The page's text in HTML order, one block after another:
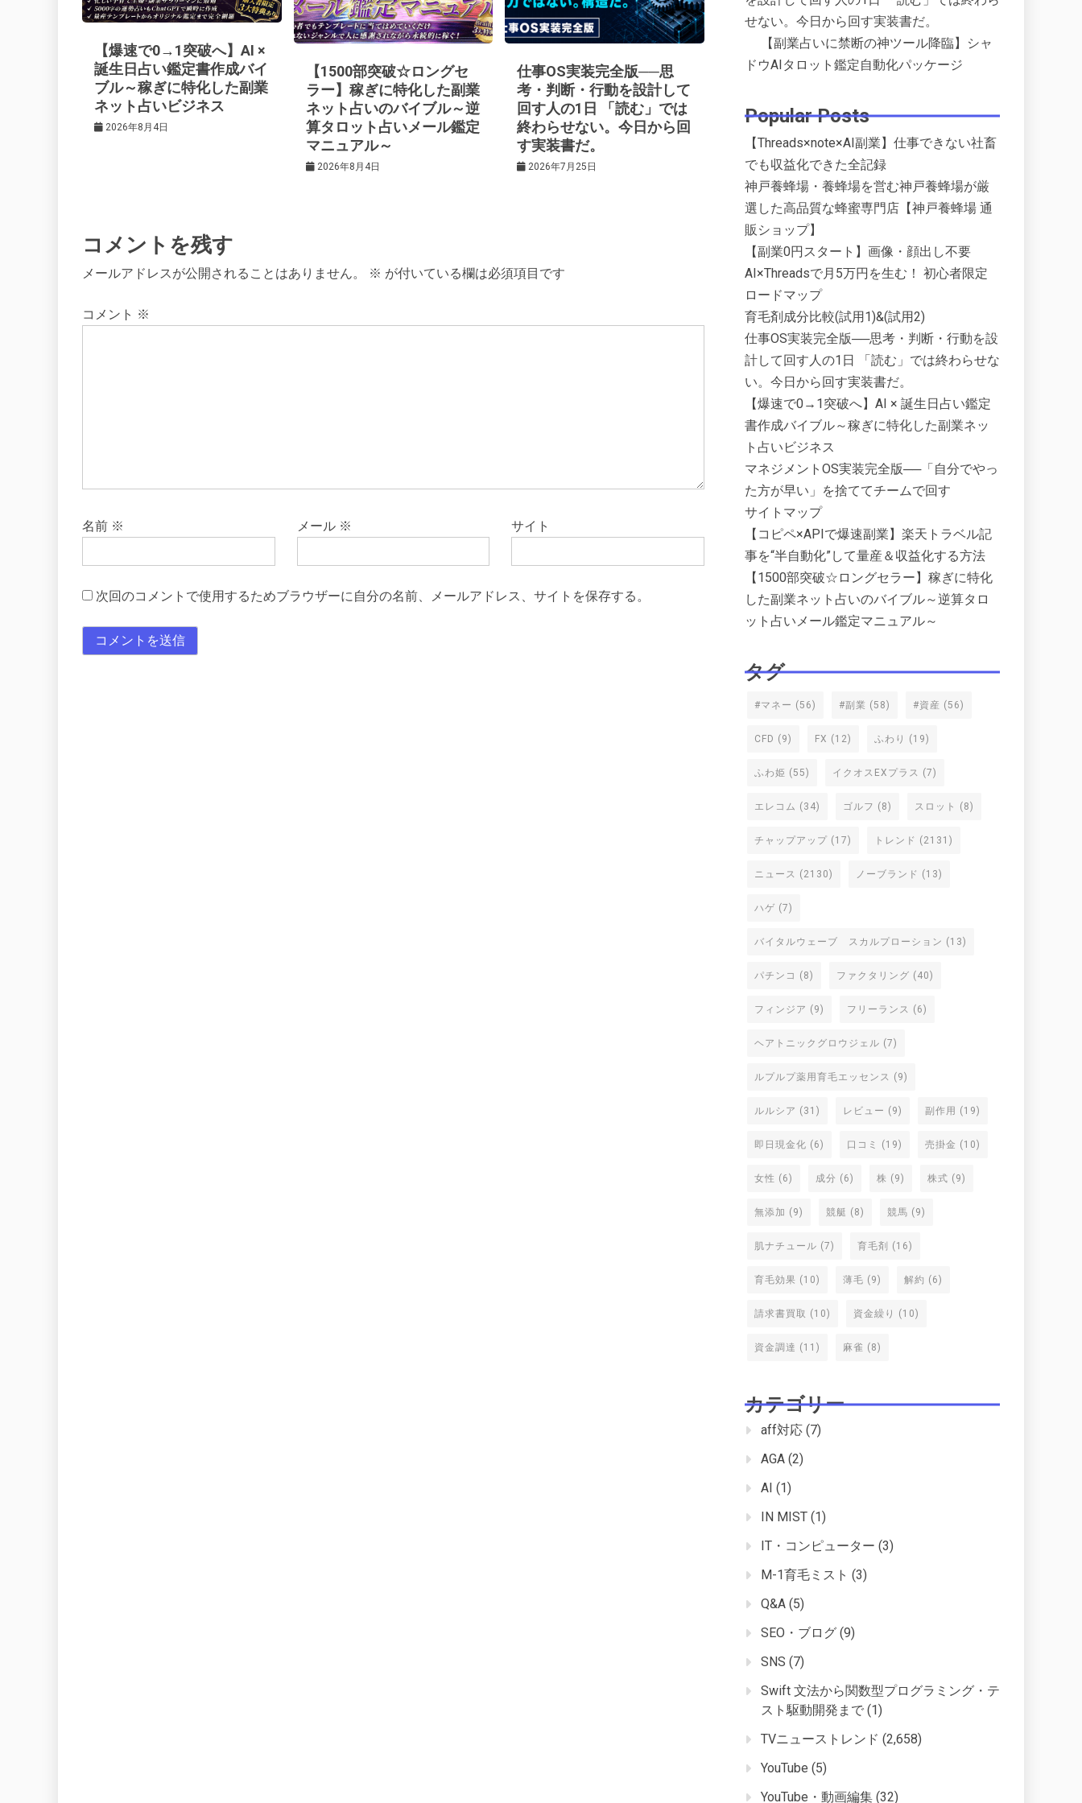
ー
シ
ョ
【爆速で0→1突破へ】AI ×
誕生日占い鑑定書作成バイ
ブル～稼ぎに特化した副業
ネット占いビジネス
2026年8月4日
【1500部突破☆ロングセ
ラー】稼ぎに特化した副業
ネット占いのバイブル～逆
算タロット占いメール鑑定
マニュアル～
2026年8月4日
仕事OS実装完全版──思
考・判断・行動を設計して
回す人の1日 「読む」では
終わらせない。今日から回
す実装書だ。
2026年7月25日
コメントを残す
メールアドレスが公開されることはありません。 ※ が付いている欄は必須項目です
コメント ※
名前 ※ メール ※ サイト
次回のコメントで使用するためブラウザーに自分の名前、メールアドレス、サイトを保存する。
せない。今日から回す実装書だ。
【副業占いに禁断の神ツール降臨】シャ
ドウAIタロット鑑定自動化パッケージ
Popular Posts
【Threads×note×AI副業】仕事できない社畜
でも収益化できた全記録
神戸養蜂場・養蜂場を営む神戸養蜂場が厳
選した高品質な蜂蜜専門店【神戸養蜂場 通
販ショップ】
【副業0円スタート】画像・顔出し不要
AI×Threadsで月5万円を生む！ 初心者限定
ロードマップ
育毛剤成分比較(試用1)&(試用2)
仕事OS実装完全版──思考・判断・行動を設
計して回す人の1日 「読む」では終わらせな
い。今日から回す実装書だ。
【爆速で0→1突破へ】AI × 誕生日占い鑑定
書作成バイブル～稼ぎに特化した副業ネッ
ト占いビジネス
マネジメントOS実装完全版──「自分でやっ
た方が早い」を捨ててチームで回す
サイトマップ
【コピペ×APIで爆速副業】楽天トラベル記
事を“半自動化”して量産＆収益化する方法
【1500部突破☆ロングセラー】稼ぎに特化
した副業ネット占いのバイブル～逆算タロ
ット占いメール鑑定マニュアル～
タグ
#マネー (56) #副業 (58) #資産 (56)
CFD (9) FX (12) ふわり (19)
ふわ姫 (55) イクオスEXプラス (7)
エレコム (34) ゴルフ (8) スロット (8)
チャップアップ (17) トレンド (2131)
ニュース (2130) ノーブランド (13)
ハゲ (7)
バイタルウェーブ スカルプローション (13)
パチンコ (8) ファクタリング (40)
フィンジア (9) フリーランス (6)
ヘアトニックグロウジェル (7)
ルプルプ薬用育毛エッセンス (9)
ルルシア (31) レビュー (9) 副作用 (19)
即日現金化 (6) 口コミ (19) 売掛金 (10)
女性 (6) 成分 (6) 株 (9) 株式 (9)
無添加 (9) 競艇 (8) 競馬 (9)
肌ナチュール (7) 育毛剤 (16)
育毛効果 (10) 薄毛 (9) 解約 (6)
請求書買取 (10) 資金繰り (10)
資金調達 (11) 麻雀 (8)
カテゴリー
aff対応 (7)
AGA (2)
AI (1)
IN MIST (1)
IT・コンピューター (3)
M-1育毛ミスト (3)
Q&A (5)
SEO・ブログ (9)
SNS (7)
Swift 文法から関数型プログラミング・テ
スト駆動開発まで (1)
TVニューストレンド (2,658)
YouTube (5)
YouTube・動画編集 (32)